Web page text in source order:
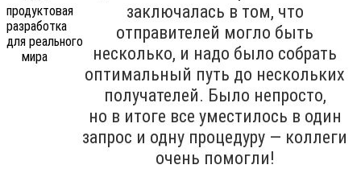
заключалась в том, что
отправителей могло быть
несколько, и надо было собрать
оптимальный путь до нескольких
получателей. Было непросто,
но в итоге все уместилось в один
запрос и одну процедуру — коллеги
очень помогли!